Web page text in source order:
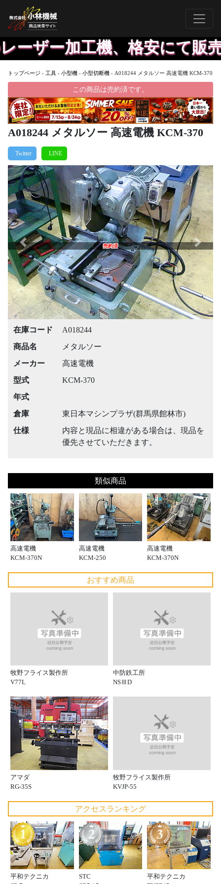
加工機、格安にて販売し
トップページ › 工具 › 小型機 › 小型切断機 › A018244 メタルソー 高速電機 KCM-370
この商品は売約済です。
A018244 メタルソー 高速電機 KCM-370
売約済
Previous Next
在庫コード
A018244
商品名
メタルソー
メーカー
高速電機
型式
KCM-370
年式
倉庫
東日本マシンプラザ(群馬県館林市)
仕様
内容と現品に相違がある場合は、現品を
優先させていただきます。
類似商品
高速電機
KCM-370N
高速電機
KCM-250
高速電機
KCM-370N
おすすめ商品
牧野フライス製作所
V77L
中防鉄工所
NSⅢD
アマダ
RG-35S
牧野フライス製作所
KVJP-55
アクセスランキング
平和テクニカ
STC
平和テクニカ